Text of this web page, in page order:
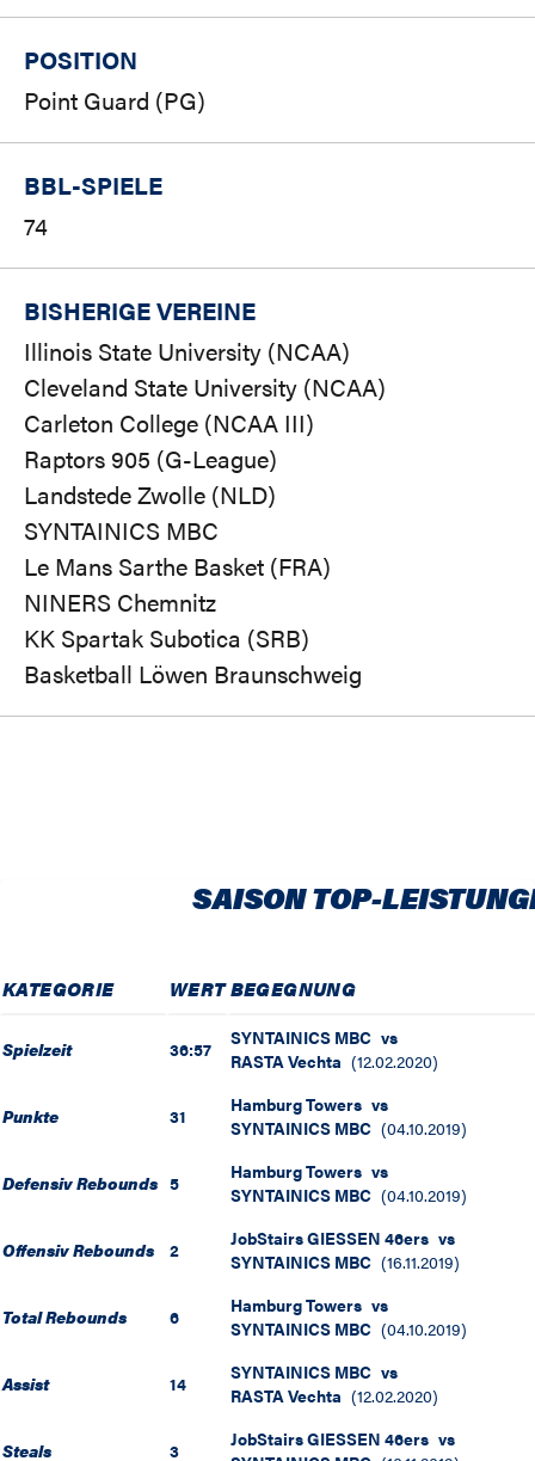
POSITION
Point Guard (PG)
BBL-SPIELE
74
BISHERIGE VEREINE
Illinois State University (NCAA)
Cleveland State University (NCAA)
Carleton College (NCAA III)
Raptors 905 (G-League)
Landstede Zwolle (NLD)
SYNTAINICS MBC
Le Mans Sarthe Basket (FRA)
NINERS Chemnitz
KK Spartak Subotica (SRB)
Basketball Löwen Braunschweig
SAISON TOP-
KATEGORIE WERTBEGEGNUNG
Spielzeit 36:57 SYNTAINICS MBC vs
RASTA Vechta (12.02.2020)
Punkte 31 Hamburg Towers vs
SYNTAINICS MBC (04.10.2019)
Defensiv Rebounds 5 Hamburg Towers vs
SYNTAINICS MBC (04.10.2019)
Offensiv Rebounds 2 JobStairs GIESSEN 46ers vs
SYNTAINICS MBC (16.11.2019)
Total Rebounds 6 Hamburg Towers vs
SYNTAINICS MBC (04.10.2019)
Assist 14 SYNTAINICS MBC vs
RASTA Vechta (12.02.2020)
Steals 3 JobStairs GIESSEN 46ers vs